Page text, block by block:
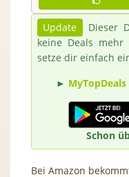
Update
Dieser
keine Deals
setze dir einfach
►
Schon
Bei Amazon